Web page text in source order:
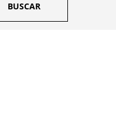
BUSCAR